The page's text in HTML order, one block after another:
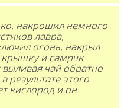
накрошил немного
лавра,
огонь, накрыл
и самрчк
чай обратно
результате этого
кислород и он